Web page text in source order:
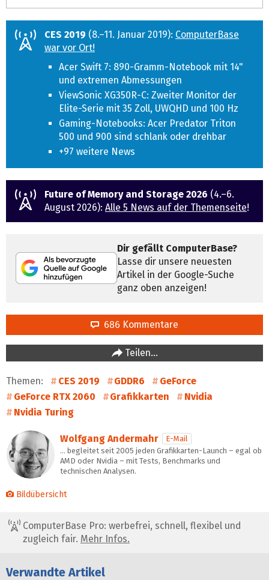
CES 2019 (8.–11. Januar 2019): ComputerBase
war vor Ort!
Acer Swift 7: 890-Gramm-Notebook mit 14"
und extremen Abmessungen
ViewSonic XG350R-C: Zweiter Monitor der
Elite-Serie mit 35 Zoll, UWQHD und 100 Hz
Gaming-Notebooks: Acer Predator Triton
500 und 900 sind schlank oder drehbar
+97 weitere News
Future of Memory and Storage 2026 (4.–6.
August 2026): Alle 5 News auf der Themenseite!
Dir gefällt ComputerBase?
Lasse dir unsere neuesten
Artikel in der Google-Suche
ganz oben anzeigen!
686 Kommentare
Teilen…
Themen: CES 2019 GDDR6
GeForce
GeForce RTX 2060
Grafikkarten
Nvidia
Nvidia Turing
Wolfgang Andermahr
E-Mail
… begleitet seit 2005 jeden Grafikkarten-Launch – egal ob
AMD oder Nvidia – mit Tests, Benchmarks und
technischen Analysen.
Bildübersicht
ComputerBase Pro: werbefrei, schnell, flexibel und
zugleich fair. Mehr Infos.
Verwandte Artikel